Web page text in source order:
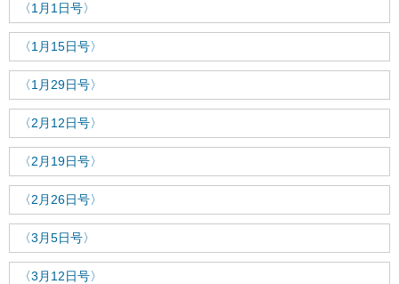
〈1月1日号〉
〈1月15日号〉
〈1月29日号〉
〈2月12日号〉
〈2月19日号〉
〈2月26日号〉
〈3月5日号〉
〈3月12日号〉